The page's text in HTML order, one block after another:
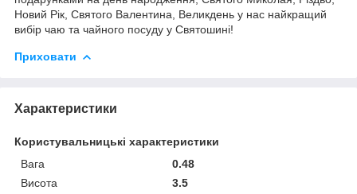
Новий Рік, Святого Валентина, Великдень у нас найкращий
вибір чаю та чайного посуду у Святошині!
Приховати
Характеристики
Користувальницькі характеристики
Вага
0.48
Висота
3.5